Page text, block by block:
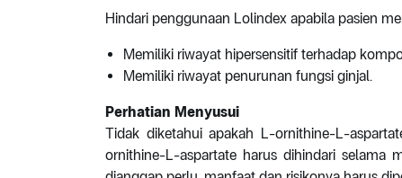
Hindari penggunaan Lolindex apabila pasien
Memiliki riwayat hipersensitif terhadap
Memiliki riwayat penurunan fungsi ginjal.
Perhatian Menyusui
Tidak diketahui apakah L-ornithine-L-
ornithine-L-aspartate harus dihindari selama